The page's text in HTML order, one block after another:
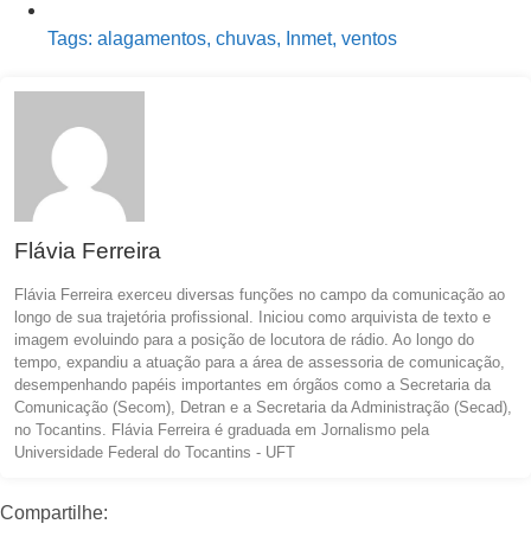
Tags: alagamentos, chuvas, Inmet, ventos
Flávia Ferreira
Flávia Ferreira exerceu diversas funções no campo da comunicação ao
longo de sua trajetória profissional. Iniciou como arquivista de texto e
imagem evoluindo para a posição de locutora de rádio. Ao longo do
tempo, expandiu a atuação para a área de assessoria de comunicação,
desempenhando papéis importantes em órgãos como a Secretaria da
Comunicação (Secom), Detran e a Secretaria da Administração (Secad),
no Tocantins. Flávia Ferreira é graduada em Jornalismo pela
Universidade Federal do Tocantins - UFT
Compartilhe: